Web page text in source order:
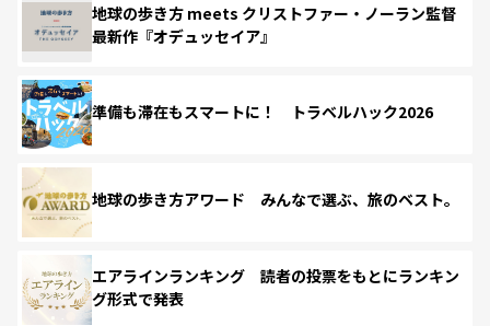
地球の歩き方 meets クリストファー・ノーラン監督
最新作『オデュッセイア』
準備も滞在もスマートに！ トラベルハック2026
地球の歩き方アワード みんなで選ぶ、旅のベスト。
エアラインランキング 読者の投票をもとにランキン
グ形式で発表